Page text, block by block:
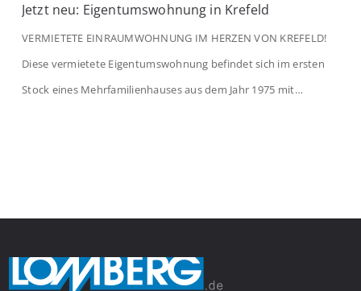
Jetzt neu: Eigentumswohnung in Krefeld
VERMIETETE EINRAUMWOHNUNG IM HERZEN VON KREFELD!
Diese vermietete Eigentumswohnung befindet sich im ersten
Stock eines Mehrfamilienhauses aus dem Jahr 1975 mit